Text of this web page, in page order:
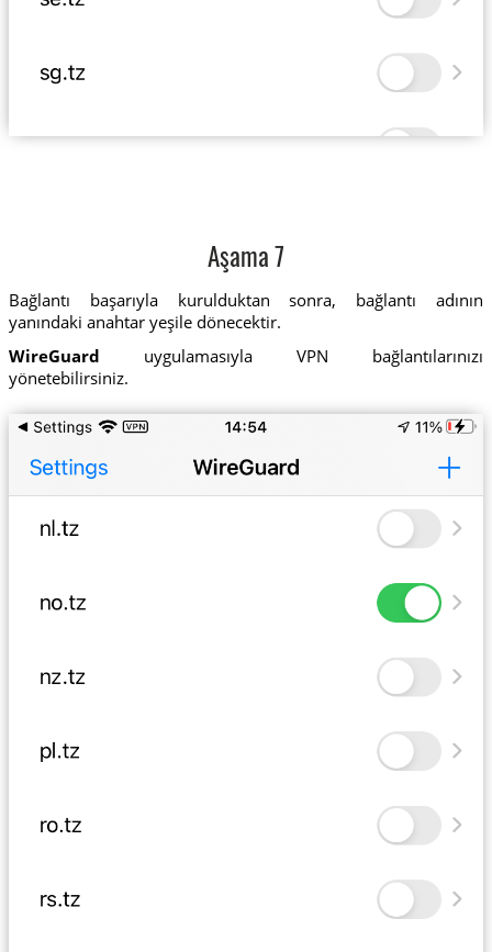
Aşama 7
Bağlantı başarıyla kurulduktan sonra, bağlantı adının
yanındaki anahtar yeşile dönecektir.
WireGuard uygulamasıyla VPN bağlantılarınızı
yönetebilirsiniz.